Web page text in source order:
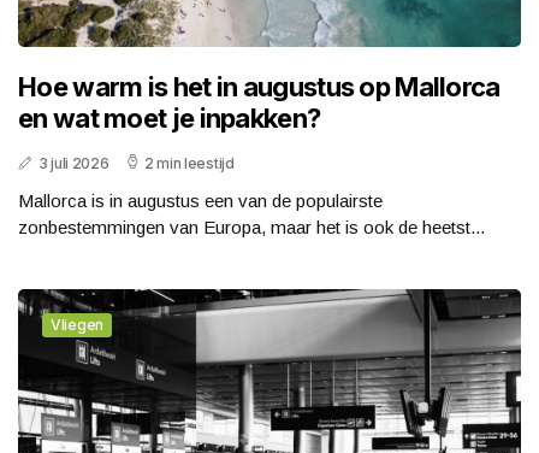
Hoe warm is het in augustus op Mallorca
en wat moet je inpakken?
3 juli 2026 2 min leestijd
Mallorca is in augustus een van de populairste
zonbestemmingen van Europa, maar het is ook de heetst...
Vliegen